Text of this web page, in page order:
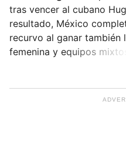
tras vencer al cubano
resultado, México
recurvo al ganar también
femenina y equipos mixtos.